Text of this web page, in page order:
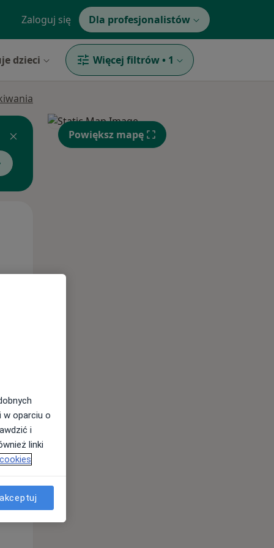
Zaloguj się Dla profesjonalistów
dzieci Więcej filtrów • 1
Wt,
11 Sie
Powiększ mapę
w oparciu o
i
linki